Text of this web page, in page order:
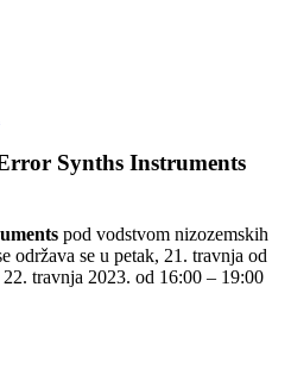
Synths Instruments
pod vodstvom nizozemskih
održava se u petak, 21. travnja od
travnja 2023. od 16:00 – 19:00